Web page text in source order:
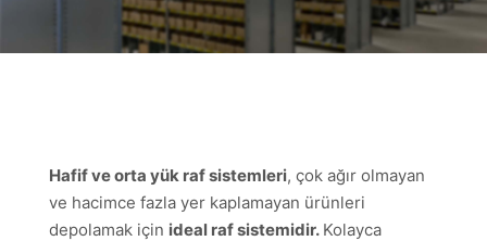
Hafif ve orta yük raf sistemleri, çok ağır olmayan
ve hacimce fazla yer kaplamayan ürünleri
depolamak için ideal raf sistemidir. Kolayca